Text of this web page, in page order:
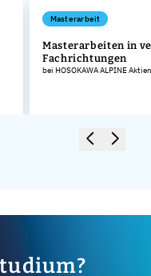
Masterarbeit
Masterarbeiten in
Fachrichtungen
bei HOSOKAWA ALPINE